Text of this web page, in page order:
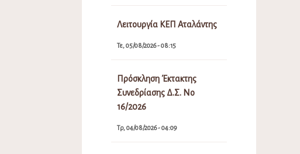
Λειτουργία ΚΕΠ Αταλάντης
Τε, 05/08/2026 - 08:15
Πρόσκληση Έκτακτης
Συνεδρίασης Δ.Σ. Νο
16/2026
Τρ, 04/08/2026 - 04:09